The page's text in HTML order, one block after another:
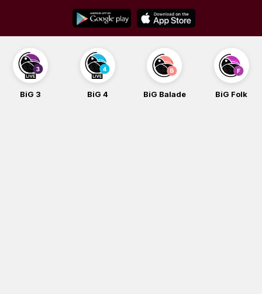
content
BiG 3 BiG 4 BiG Balade BiG Folk